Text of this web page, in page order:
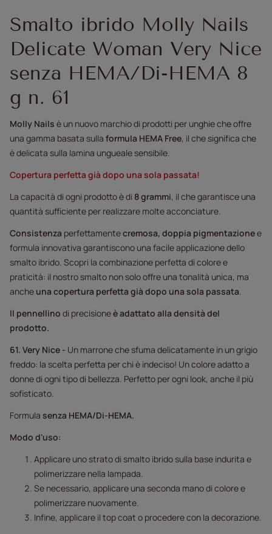
Smalto ibrido Molly Nails
Delicate Woman Very Nice
senza HEMA/Di-HEMA 8
g n. 61
Molly Nails è un nuovo marchio di prodotti per unghie che offre
una gamma basata sulla formula HEMA Free, il che significa che
è delicata sulla lamina ungueale sensibile.
Copertura perfetta già dopo una sola passata!
La capacità di ogni prodotto è di 8 grammi, il che garantisce una
quantità sufficiente per realizzare molte acconciature.
Consistenza perfettamentecremosa, doppia pigmentazionee
formula innovativa garantiscono una facile applicazione dello
smalto ibrido. Scopri la combinazione perfetta di colore e
praticità: il nostro smalto non solo offre una tonalità unica, ma
anche una copertura perfetta già dopo una sola passata.
Il pennellino di precisioneè adattato alla densità del
prodotto.
61. Very Nice - Un marrone che sfuma delicatamente in un grigio
freddo: la scelta perfetta per chi è indeciso! Un colore adatto a
donne di ogni tipo di bellezza. Perfetto per ogni look, anche il più
sofisticato.
Formula senza HEMA/Di-HEMA.
Modo d'uso:
Applicare uno strato di smalto ibrido sulla base indurita e
polimerizzare nella lampada.
Se necessario, applicare una seconda mano di colore e
polimerizzare nuovamente.
Infine, applicare il top coat o procedere con la decorazione.